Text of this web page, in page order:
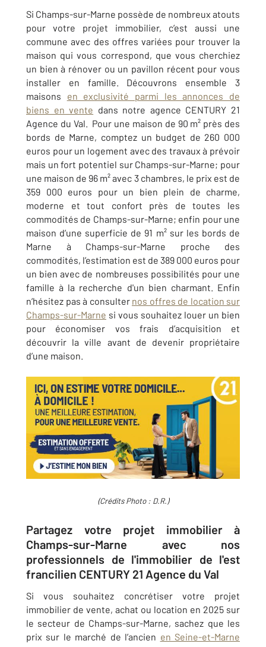
Si Champs-sur-Marne possède de nombreux atouts
pour votre projet immobilier, c’est aussi une
commune avec des offres variées pour trouver la
maison qui vous correspond, que vous cherchiez
un bien à rénover ou un pavillon récent pour vous
installer en famille. Découvrons ensemble 3
maisons en exclusivité parmi les annonces de
biens en vente dans notre agence CENTURY 21
Agence du Val. Pour une maison de 90 m² près des
bords de Marne, comptez un budget de 260 000
euros pour un logement avec des travaux à prévoir
mais un fort potentiel sur Champs-sur-Marne; pour
une maison de 96 m² avec 3 chambres, le prix est de
359 000 euros pour un bien plein de charme,
moderne et tout confort près de toutes les
commodités de Champs-sur-Marne; enfin pour une
maison d’une superficie de 91 m² sur les bords de
Marne à Champs-sur-Marne proche des
commodités, l’estimation est de 389 000 euros pour
un bien avec de nombreuses possibilités pour une
famille à la recherche d'un bien charmant. Enfin
n’hésitez pas à consulter nos offres de location sur
Champs-sur-Marne si vous souhaitez louer un bien
pour économiser vos frais d’acquisition et
découvrir la ville avant de devenir propriétaire
d’une maison.
(Crédits Photo : D.R.)
Partagez votre projet immobilier à
Champs-sur-Marne avec nos
professionnels de l'immobilier de l'est
francilien CENTURY 21 Agence du Val
Si vous souhaitez concrétiser votre projet
immobilier de vente, achat ou location en 2025 sur
le secteur de Champs-sur-Marne, sachez que les
prix sur le marché de l’ancien en Seine-et-Marne